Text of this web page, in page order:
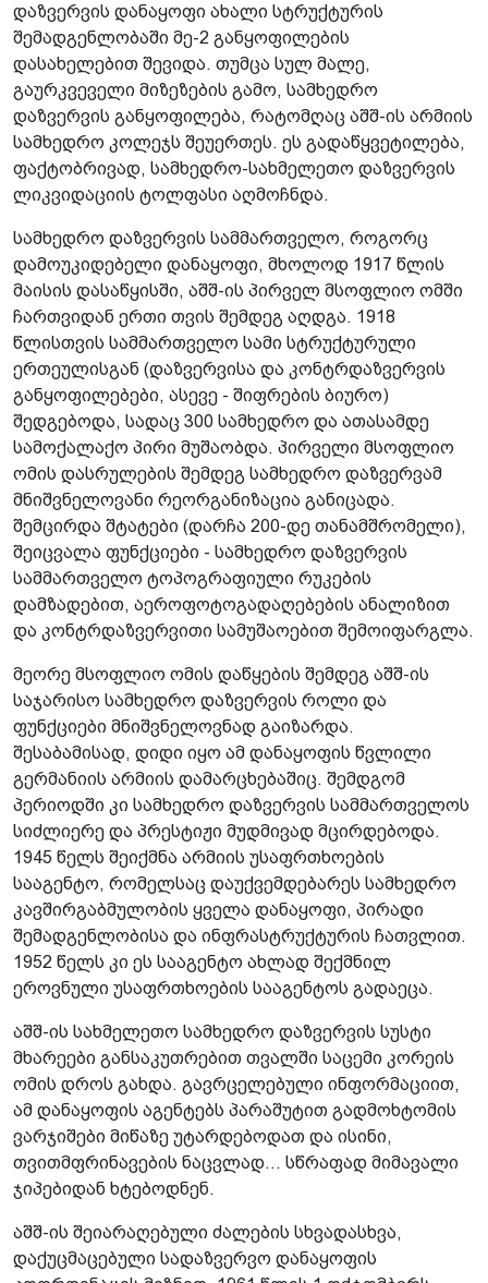
დაზვერვის დანაყოფი ახალი სტრუქტურის
შემადგენლობაში მე-2 განყოფილების
დასახელებით შევიდა. თუმცა სულ მალე,
გაურკვეველი მიზეზების გამო, სამხედრო
დაზვერვის განყოფილება, რატომღაც აშშ-ის არმიის
სამხედრო კოლეჯს შეუერთეს. ეს გადაწყვეტილება,
ფაქტობრივად, სამხედრო-სახმელეთო დაზვერვის
ლიკვიდაციის ტოლფასი აღმოჩნდა.
სამხედრო დაზვერვის სამმართველო, როგორც
დამოუკიდებელი დანაყოფი, მხოლოდ 1917 წლის
მაისის დასაწყისში, აშშ-ის პირველ მსოფლიო ომში
ჩართვიდან ერთი თვის შემდეგ აღდგა. 1918
წლისთვის სამმართველო სამი სტრუქტურული
ერთეულისგან (დაზვერვისა და კონტრდაზვერვის
განყოფილებები, ასევე - შიფრების ბიურო)
შედგებოდა, სადაც 300 სამხედრო და ათასამდე
სამოქალაქო პირი მუშაობდა. პირველი მსოფლიო
ომის დასრულების შემდეგ სამხედრო დაზვერვამ
მნიშვნელოვანი რეორგანიზაცია განიცადა.
შემცირდა შტატები (დარჩა 200-დე თანამშრომელი),
შეიცვალა ფუნქციები - სამხედრო დაზვერვის
სამმართველო ტოპოგრაფიული რუკების
დამზადებით, აეროფოტოგადაღებების ანალიზით
და კონტრდაზვერვითი სამუშაოებით შემოიფარგლა.
მეორე მსოფლიო ომის დაწყების შემდეგ აშშ-ის
საჯარისო სამხედრო დაზვერვის როლი და
ფუნქციები მნიშვნელოვნად გაიზარდა.
შესაბამისად, დიდი იყო ამ დანაყოფის წვლილი
გერმანიის არმიის დამარცხებაშიც. შემდგომ
პერიოდში კი სამხედრო დაზვერვის სამმართველოს
სიძლიერე და პრესტიჟი მუდმივად მცირდებოდა.
1945 წელს შეიქმნა არმიის უსაფრთხოების
სააგენტო, რომელსაც დაუქვემდებარეს სამხედრო
კავშირგაბმულობის ყველა დანაყოფი, პირადი
შემადგენლობისა და ინფრასტრუქტურის ჩათვლით.
1952 წელს კი ეს სააგენტო ახლად შექმნილ
ეროვნული უსაფრთხოების სააგენტოს გადაეცა.
აშშ-ის სახმელეთო სამხედრო დაზვერვის სუსტი
მხარეები განსაკუთრებით თვალში საცემი კორეის
ომის დროს გახდა. გავრცელებული ინფორმაციით,
ამ დანაყოფის აგენტებს პარაშუტით გადმოხტომის
ვარჯიშები მიწაზე უტარდებოდათ და ისინი,
თვითმფრინავების ნაცვლად... სწრაფად მიმავალი
ჯიპებიდან ხტებოდნენ.
აშშ-ის შეიარაღებული ძალების სხვადასხვა,
დაქუცმაცებული სადაზვერვო დანაყოფის